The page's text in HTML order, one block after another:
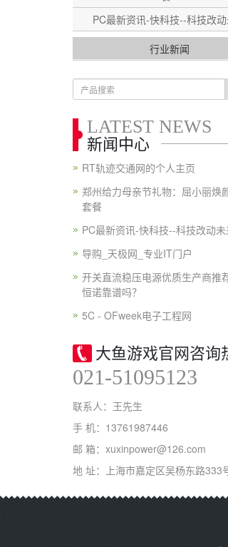
PC最新资讯-快科技--科技改
行业新闻
LATEST NEWS
新闻中心
RT轨迹交通网的个人主页
郑州给力母亲节礼物：屈小丽焕
套餐
PC最新资讯-快科技--科技改动
导购_天极网_专业IT门户
开关直流稳压电源优质生产商推
恒诺靠谱吗？
5C - OFweek电子工程网
大鱼游戏官网咨询
021-51095123
联系人：王先生
手 机：13761987446
邮 箱：xuxinpower@126.com
地 址：上海市嘉定区吴杨东路333